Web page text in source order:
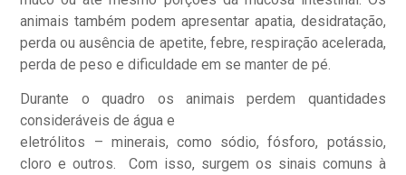
animais também podem apresentar apatia, desidratação,
perda ou ausência de apetite, febre, respiração acelerada,
perda de peso e dificuldade em se manter de pé.
Durante o quadro os animais perdem quantidades
consideráveis de água e
eletrólitos – minerais, como sódio, fósforo, potássio,
cloro e outros. Com isso, surgem os sinais comuns à